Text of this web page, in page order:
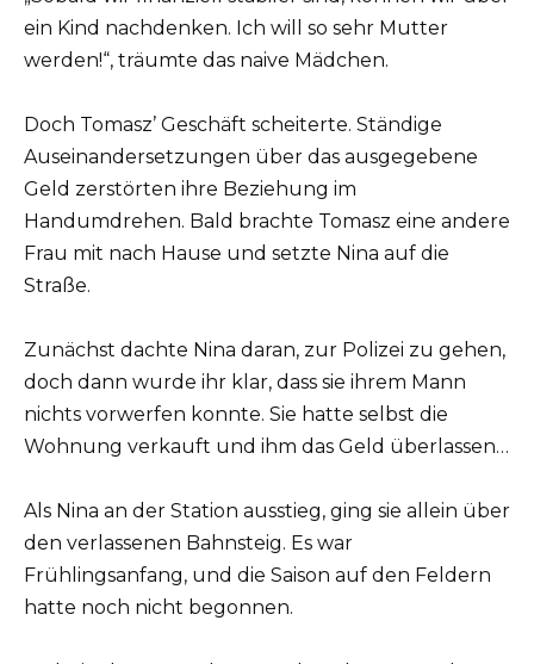
ein Kind nachdenken. Ich will so sehr Mutter
werden!“, träumte das naive Mädchen.
Doch Tomasz’ Geschäft scheiterte. Ständige
Auseinandersetzungen über das ausgegebene
Geld zerstörten ihre Beziehung im
Handumdrehen. Bald brachte Tomasz eine andere
Frau mit nach Hause und setzte Nina auf die
Straße.
Zunächst dachte Nina daran, zur Polizei zu gehen,
doch dann wurde ihr klar, dass sie ihrem Mann
nichts vorwerfen konnte. Sie hatte selbst die
Wohnung verkauft und ihm das Geld überlassen…
Als Nina an der Station ausstieg, ging sie allein über
den verlassenen Bahnsteig. Es war
Frühlingsanfang, und die Saison auf den Feldern
hatte noch nicht begonnen.